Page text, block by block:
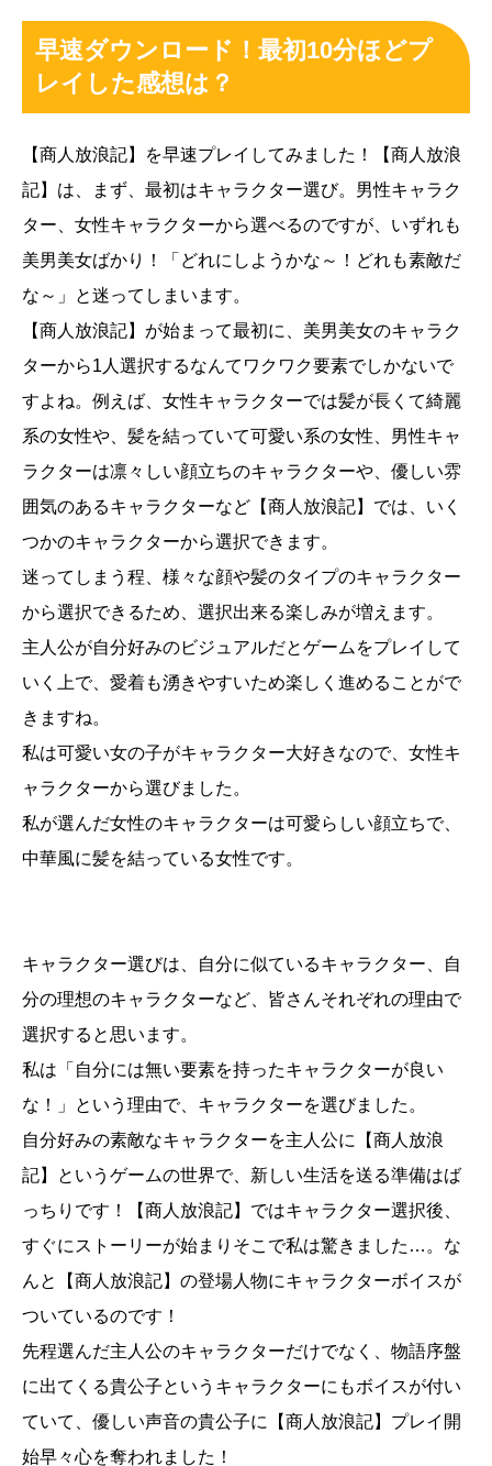
早速ダウンロード！最初10分ほどプ
レイした感想は？
【商人放浪記】を早速プレイしてみました！【商人放浪
記】は、まず、最初はキャラクター選び。男性キャラク
ター、女性キャラクターから選べるのですが、いずれも
美男美女ばかり！「どれにしようかな～！どれも素敵だ
な～」と迷ってしまいます。
【商人放浪記】が始まって最初に、美男美女のキャラク
ターから1人選択するなんてワクワク要素でしかないで
すよね。例えば、女性キャラクターでは髪が長くて綺麗
系の女性や、髪を結っていて可愛い系の女性、男性キャ
ラクターは凛々しい顔立ちのキャラクターや、優しい雰
囲気のあるキャラクターなど【商人放浪記】では、いく
つかのキャラクターから選択できます。
迷ってしまう程、様々な顔や髪のタイプのキャラクター
から選択できるため、選択出来る楽しみが増えます。
主人公が自分好みのビジュアルだとゲームをプレイして
いく上で、愛着も湧きやすいため楽しく進めることがで
きますね。
私は可愛い女の子がキャラクター大好きなので、女性キ
ャラクターから選びました。
私が選んだ女性のキャラクターは可愛らしい顔立ちで、
中華風に髪を結っている女性です。
キャラクター選びは、自分に似ているキャラクター、自
分の理想のキャラクターなど、皆さんそれぞれの理由で
選択すると思います。
私は「自分には無い要素を持ったキャラクターが良い
な！」という理由で、キャラクターを選びました。
自分好みの素敵なキャラクターを主人公に【商人放浪
記】というゲームの世界で、新しい生活を送る準備はば
っちりです！【商人放浪記】ではキャラクター選択後、
すぐにストーリーが始まりそこで私は驚きました…。な
んと【商人放浪記】の登場人物にキャラクターボイスが
ついているのです！
先程選んだ主人公のキャラクターだけでなく、物語序盤
に出てくる貴公子というキャラクターにもボイスが付い
ていて、優しい声音の貴公子に【商人放浪記】プレイ開
始早々心を奪われました！